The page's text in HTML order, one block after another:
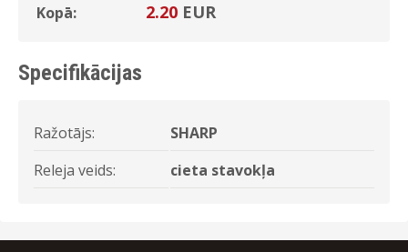
Kopā: 2.20 EUR
Specifikācijas
Ražotājs:
SHARP
Releja veids:
cieta stavokļa